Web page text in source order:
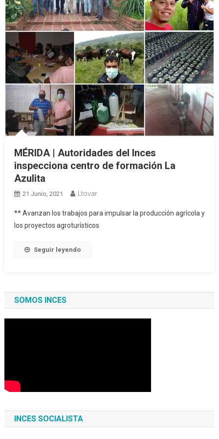
MÉRIDA | Autoridades del Inces
inspecciona centro de formación La
Azulita
21 Junio, 2021 Ltovar
** Avanzan los trabajos para impulsar la producción agrícola y
los proyectos agroturísticos
Seguir leyendo
SOMOS INCES
INCES SOCIALISTA